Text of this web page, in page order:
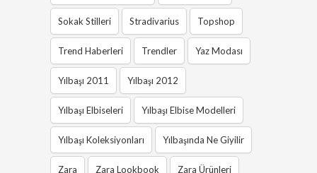
Sokak Stilleri Stradivarius Topshop
Trend Haberleri Trendler Yaz Modası
Yılbaşı 2011 Yılbaşı 2012
Yılbaşı Elbiseleri Yılbaşı Elbise Modelleri
Yılbaşı Koleksiyonları Yılbaşında Ne Giyilir
Zara Zara Lookbook Zara Ürünleri